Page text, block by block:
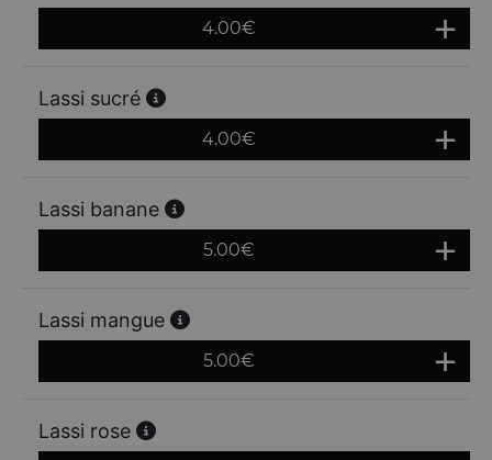
4.00€
Lassi sucré
4.00€
Lassi banane
5.00€
Lassi mangue
5.00€
Lassi rose